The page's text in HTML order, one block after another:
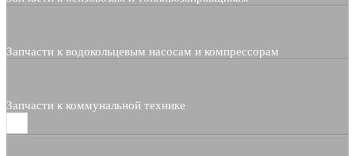
Запчасти к водокольцевым насосам и компрессорам
Запчасти к коммунальной технике